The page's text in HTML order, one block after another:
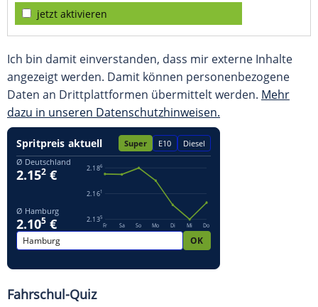
jetzt aktivieren
Ich bin damit einverstanden, dass mir externe Inhalte
angezeigt werden. Damit können personenbezogene
Daten an Drittplattformen übermittelt werden. Mehr
dazu in unseren Datenschutzhinweisen.
Fahrschul-Quiz